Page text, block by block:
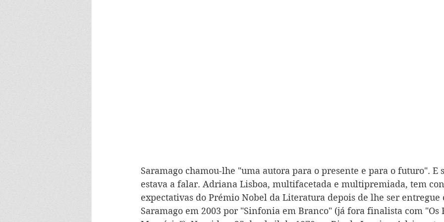
Saramago chamou-lhe "uma autora para o presente e para o futuro". E
estava a falar. Adriana Lisboa, multifacetada e multipremiada, tem
expectativas do Prémio Nobel da Literatura depois de lhe ser entregue
Saramago em 2003 por "Sinfonia em Branco" (já fora finalista com "Os